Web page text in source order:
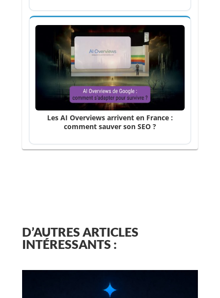
Les AI Overviews arrivent en France :
comment sauver son SEO ?
D’AUTRES ARTICLES
INTÉRESSANTS :